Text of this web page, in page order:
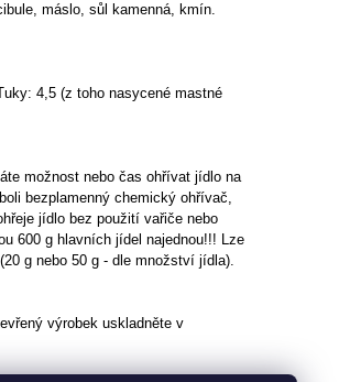
máslo, sůl kamenná, kmín.
4,5 (z toho nasycené mastné
možnost nebo čas ohřívat jídlo na
bezplamenný chemický ohřívač,
jídlo bez použití vařiče nebo
600 g hlavních jídel najednou!!! Lze
(20 g nebo 50 g - dle množství jídla).
výrobek uskladněte v